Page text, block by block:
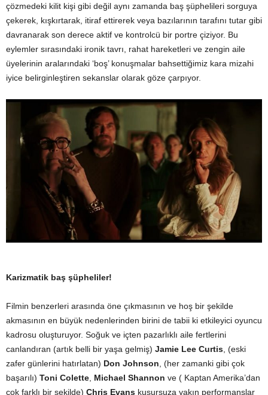
çözmedeki kilit kişi gibi değil aynı zamanda baş şüphelileri sorguya
çekerek, kışkırtarak, itiraf ettirerek veya bazılarının tarafını tutar gibi
davranarak son derece aktif ve kontrolcü bir portre çiziyor. Bu
eylemler sırasındaki ironik tavrı, rahat hareketleri ve zengin aile
üyelerinin aralarındaki ‘boş’ konuşmalar bahsettiğimiz kara mizahi
iyice belirginleştiren sekanslar olarak göze çarpıyor.
Karizmatik baş şüpheliler!
Filmin benzerleri arasında öne çıkmasının ve hoş bir şekilde
akmasının en büyük nedenlerinden birini de tabii ki etkileyici oyuncu
kadrosu oluşturuyor. Soğuk ve içten pazarlıklı aile fertlerini
canlandıran (artık belli bir yaşa gelmiş) Jamie Lee Curtis, (eski
zafer günlerini hatırlatan) Don Johnson, (her zamanki gibi çok
başarılı) Toni Colette, Michael Shannon ve ( Kaptan Amerika’dan
çok farklı bir şekilde) Chris Evans kusursuza yakın performanslar